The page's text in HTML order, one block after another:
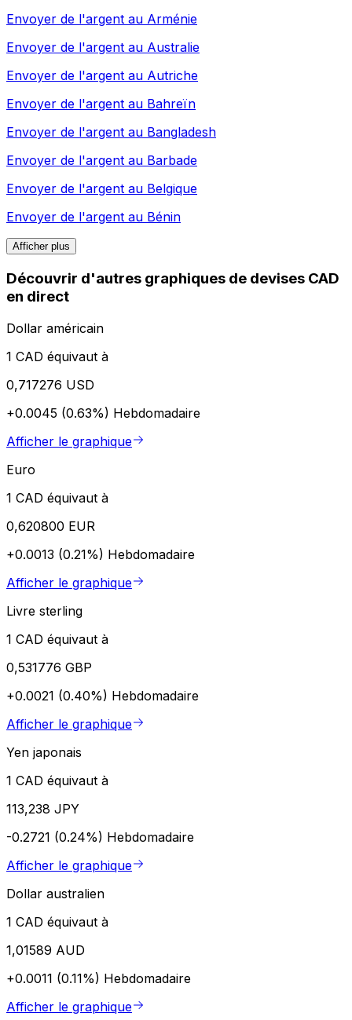
Envoyer de l'argent au Arménie
Envoyer de l'argent au Australie
Envoyer de l'argent au Autriche
Envoyer de l'argent au Bahreïn
Envoyer de l'argent au Bangladesh
Envoyer de l'argent au Barbade
Envoyer de l'argent au Belgique
Envoyer de l'argent au Bénin
Afficher plus
Découvrir d'autres graphiques de devises CAD
en direct
Dollar américain
1 CAD équivaut à
0,717276 USD
+0.0045 (0.63%) Hebdomadaire
Afficher le graphique
Euro
1 CAD équivaut à
0,620800 EUR
+0.0013 (0.21%) Hebdomadaire
Afficher le graphique
Livre sterling
1 CAD équivaut à
0,531776 GBP
+0.0021 (0.40%) Hebdomadaire
Afficher le graphique
Yen japonais
1 CAD équivaut à
113,238 JPY
-0.2721 (0.24%) Hebdomadaire
Afficher le graphique
Dollar australien
1 CAD équivaut à
1,01589 AUD
+0.0011 (0.11%) Hebdomadaire
Afficher le graphique